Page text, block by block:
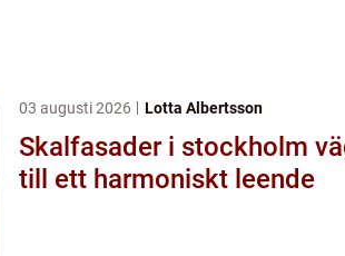
03 augusti 2026 Lotta Albertsson
Skalfasader i stockholm vägen
till ett harmoniskt leende